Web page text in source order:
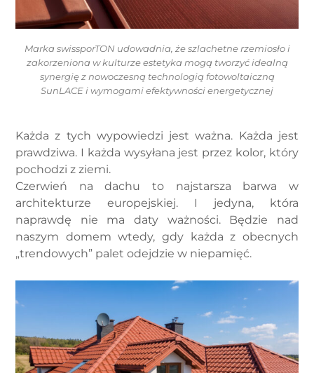
Marka swissporTON udowadnia, że szlachetne rzemiosło i
zakorzeniona w kulturze estetyka mogą tworzyć idealną
synergię z nowoczesną technologią fotowoltaiczną
SunLACE i wymogami efektywności energetycznej
Każda z tych wypowiedzi jest ważna. Każda jest
prawdziwa. I każda wysyłana jest przez kolor, który
pochodzi z ziemi.
Czerwień na dachu to najstarsza barwa w
architekturze europejskiej. I jedyna, która
naprawdę nie ma daty ważności. Będzie nad
naszym domem wtedy, gdy każda z obecnych
„trendowych” palet odejdzie w niepamięć.